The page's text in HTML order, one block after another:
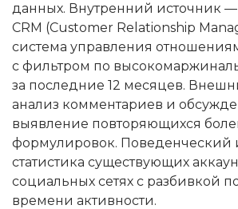
данных. Внутренний источник —
CRM (Customer Relationship
система управления
с фильтром по
за последние 12 месяцев.
анализ комментариев и
выявление повторяющихся
формулировок. Поведенческий
статистика существующих
социальных сетях с разбивкой
времени активности.